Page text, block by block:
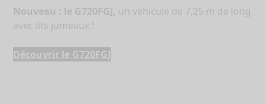
Nouveau : le G720FGJ, un véhicule de 7,25 m de long
avec lits jumeaux !
Découvrir le G720FGJ